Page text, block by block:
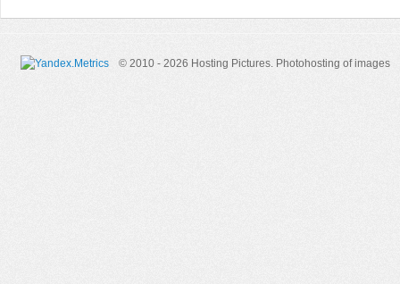
© 2010 - 2026 Hosting Pictures. Photohosting of images